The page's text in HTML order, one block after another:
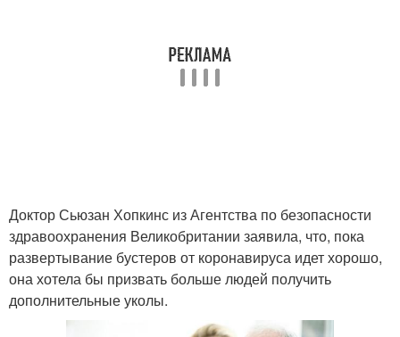
Доктор Сьюзан Хопкинс из Агентства по безопасности
здравоохранения Великобритании заявила, что, пока
развертывание бустеров от коронавируса идет хорошо,
она хотела бы призвать больше людей получить
дополнительные уколы.